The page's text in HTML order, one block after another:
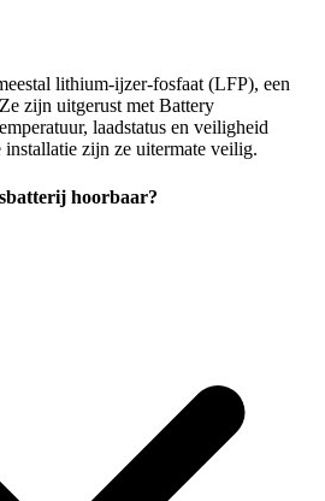
lithium-ijzer-fosfaat (LFP), een
zijn uitgerust met Battery
laadstatus en veiligheid
zijn ze uitermate veilig.
hoorbaar?